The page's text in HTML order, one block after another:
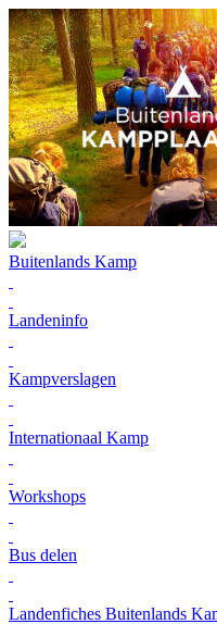
Buitenlands Kamp
Landeninfo
Kampverslagen
Internationaal Kamp
Workshops
Bus delen
Landenfiches Buitenlands